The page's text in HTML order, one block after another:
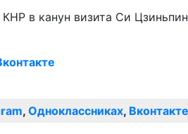
в канун визита Си
, Одноклассниках, Вконтакте